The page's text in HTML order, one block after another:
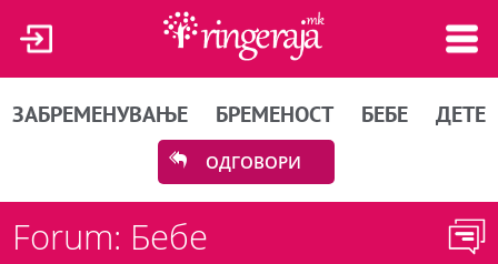
ЗАБРЕМЕНУВАЊЕ БРЕМЕНОСТ БЕБЕ ДЕТЕ
ОДГОВОРИ
Forum: Бебе